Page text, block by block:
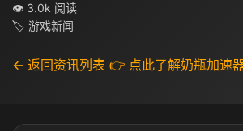
👁 3.0k 阅读
🏷 游戏新闻
← 返回资讯列表 👉 点此了解奶瓶加速